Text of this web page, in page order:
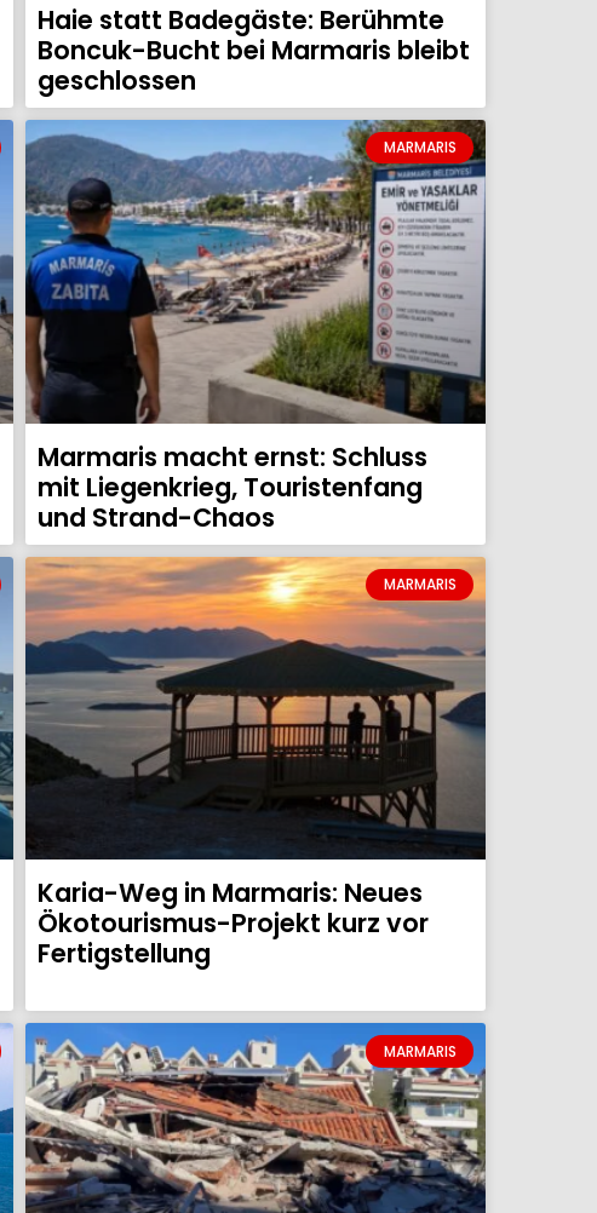
Haie statt Badegäste: Berühmte
Boncuk-Bucht bei Marmaris bleibt
geschlossen
MARMARIS
Marmaris macht ernst: Schluss
mit Liegenkrieg, Touristenfang
und Strand-Chaos
MARMARIS
Karia-Weg in Marmaris: Neues
Ökotourismus-Projekt kurz vor
Fertigstellung
MARMARIS